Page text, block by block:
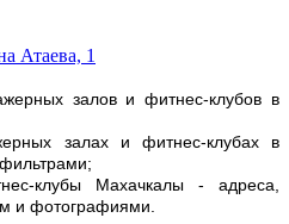
Атаева, 1
залов и фитнес-клубов в
залах и фитнес-клубах в
клубы Махачкалы - адреса,
и фотографиями.